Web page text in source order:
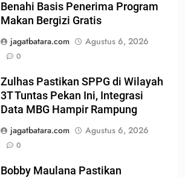
Benahi Basis Penerima Program
Makan Bergizi Gratis
jagatbatara.com
Agustus 6, 2026
0
Zulhas Pastikan SPPG di Wilayah
3T Tuntas Pekan Ini, Integrasi
Data MBG Hampir Rampung
jagatbatara.com
Agustus 6, 2026
0
Bobby Maulana Pastikan